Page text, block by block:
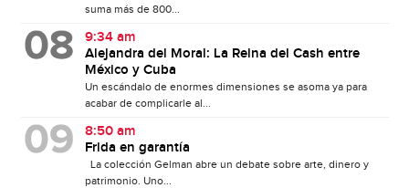
suma más de 800...
9:34 am
Alejandra del Moral: La Reina del Cash entre
México y Cuba
Un escándalo de enormes dimensiones se asoma ya para
acabar de complicarle al...
8:50 am
Frida en garantía
La colección Gelman abre un debate sobre arte, dinero y
patrimonio. Uno...